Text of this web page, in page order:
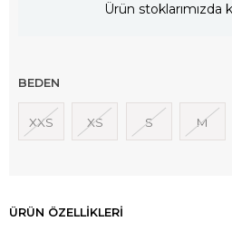
Ürün stoklarımızda
BEDEN
XXS XS S M
ÜRÜN ÖZELLIKLERI